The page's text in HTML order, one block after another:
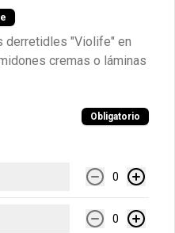
derretidles "Violife" en
cremas o láminas
Obligatorio
0
0